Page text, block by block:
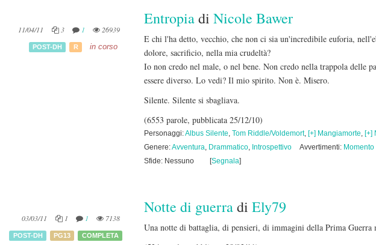
11/04/11 3 1 26939
POST-DH R in corso
Entropiadi Nicole Bawer
E chi l'ha detto, vecchio, che non ci sia un'incredibile euforia,
dolore, sacrificio, nella mia crudeltà?
Io non credo nel male, o nel bene. Non credo nella trappola
essere diverso. Lo vedi? Il mio spirito. Non è. Misero.
Silente. Silente si sbagliava.
(6553 parole, pubblicata 25/12/10)
Personaggi:Albus Silente, Tom Riddle/Voldemort, [+] Mangiamorte, [+]
Genere:Avventura, Drammatico, Introspettivo Avvertimenti:
Sfide: Nessuno
[Segnala]
03/03/11 1 1 7138
POST-DH PG13 COMPLETA
Notte di guerradi Ely79
Una notte di battaglia, di pensieri, di immagini della Prima Guerra